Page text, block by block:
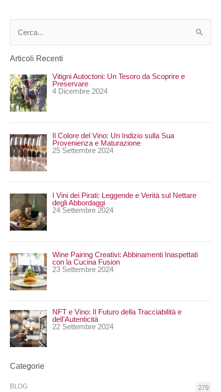
c
a
:
Articoli Recenti
Vitigni Autoctoni: Un Tesoro da Scoprire e
Preservare
4 Dicembre 2024
Il Colore del Vino: Un Indizio sulla Sua
Provenienza e Maturazione
25 Settembre 2024
I Vini dei Pirati: Leggende e Verità sul Nettare
degli Abbordaggi
24 Settembre 2024
Wine Pairing Creativi: Abbinamenti Inaspettati
con la Cucina Fusion
23 Settembre 2024
NFT e Vino: Il Futuro della Tracciabilità e
dell’Autenticità
22 Settembre 2024
Categorie
BLOG 279